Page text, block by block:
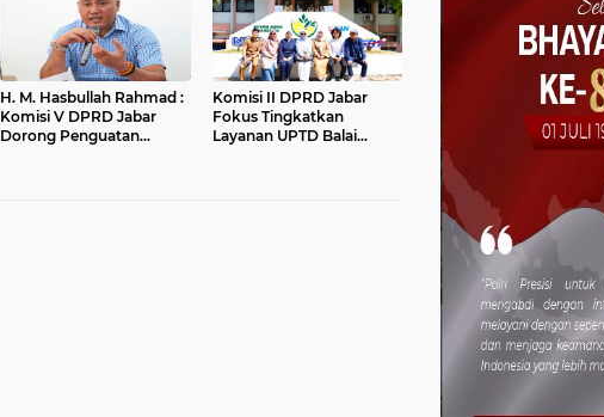
H. M. Hasbullah Rahmad :
Komisi V DPRD Jabar
Dorong Penguatan
Komisi II DPRD Jabar
Fokus Tingkatkan
Layanan UPTD Balai